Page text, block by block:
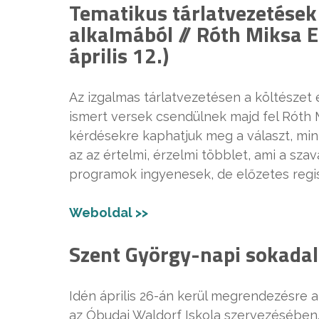
Tematikus
alkalmából // Róth Miksa
április 12.)
Az izgalmas tárlatvezetésen a
ismert versek csendülnek majd fel Róth
kérdésekre kaphatjuk meg a választ,
az az értelmi, érzelmi többlet, ami a
programok ingyenesek, de előzetes
Weboldal >>
Szent György-napi
Idén április 26-án kerül megrendezésre
az Óbudai Waldorf Iskola